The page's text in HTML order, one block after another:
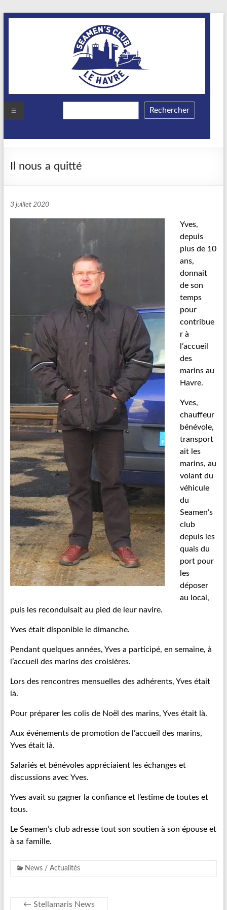
Aller
Rechercher
Menu
Il nous a quitté
3 juillet 2020
Yves,
depuis
plus de 10
ans,
donnait
de son
temps
pour
contribue
r à
l’accueil
des
marins au
Havre.
Yves,
chauffeur
bénévole,
transport
ait les
marins, au
volant du
véhicule
du
Seamen’s
club
depuis les
quais du
port pour
les
déposer
au local,
puis les reconduisait au pied de leur navire.
Yves était disponible le dimanche.
Pendant quelques années, Yves a participé, en semaine, à
l’accueil des marins des croisières.
Lors des rencontres mensuelles des adhérents, Yves était
là.
Pour préparer les colis de Noël des marins, Yves était là.
Aux événements de promotion de l’accueil des marins,
Yves était là.
Salariés et bénévoles appréciaient les échanges et
discussions avec Yves.
Yves avait su gagner la confiance et l’estime de toutes et
tous.
Le Seamen’s club adresse tout son soutien à son épouse et
à sa famille.
News / Actualités
← Stellamaris News